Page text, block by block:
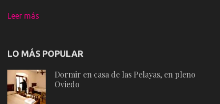
Leer más
LO MÁS POPULAR
Dormir en casa de las Pelayas, en pleno
Oviedo